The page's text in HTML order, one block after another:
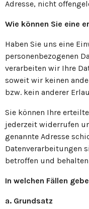
Adresse, nicht
Wie können Sie eine
Haben Sie uns eine
personenbezogenen
verarbeiten wir Ihre
soweit wir keinen
bzw. kein anderer
Sie können Ihre
jederzeit widerrufen
genannte Adresse
Datenverarbeitungen
betroffen und
In welchen Fällen
a. Grundsatz